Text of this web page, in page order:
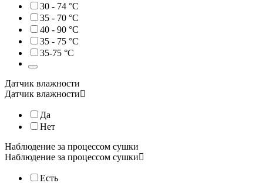
Дегидратор Excalibur RES12
Профессиональный дегидратор Excalibur RES12 подходит для
Прибор обеспечивает сушку в широком диапазоне
Профессиональный 550-ваттный дегидратор оснащён двумя
30 - 74 °C
35 - 70 °C
40 - 90 °C
35 - 75 °C
35-75 °С
Датчик влажности
Датчик влажности
Да
Нет
Наблюдение за процессом сушки
Наблюдение за процессом сушки
Есть